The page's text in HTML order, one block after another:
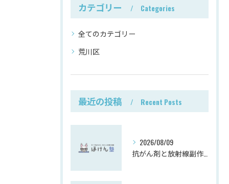
カテゴリー Categories
全てのカテゴリー
荒川区
最近の投稿 Recent Posts
2026/08/09